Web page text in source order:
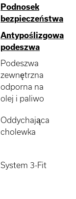
Podnosek
bezpieczeństwa
Antypoślizgowa
podeszwa
Podeszwa
zewnętrzna
odporna na
olej i paliwo
Oddychająca
cholewka
System 3-Fit